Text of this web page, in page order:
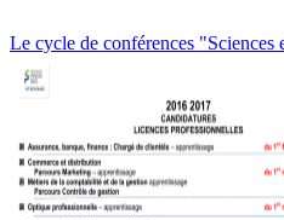
Le cycle de conférences